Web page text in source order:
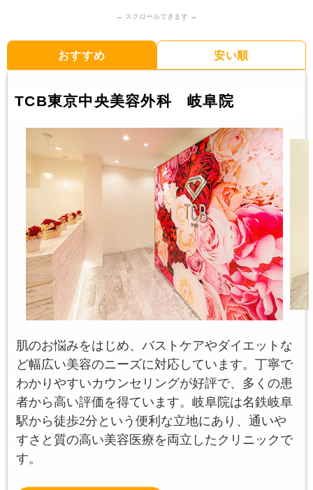
おすすめ 安い順
TCB東京中央美容外科 岐阜院
肌のお悩みをはじめ、バストケアやダイエットな
ど幅広い美容のニーズに対応しています。丁寧で
わかりやすいカウンセリングが好評で、多くの患
者から高い評価を得ています。岐阜院は名鉄岐阜
駅から徒歩2分という便利な立地にあり、通いや
すさと質の高い美容医療を両立したクリニックで
す。